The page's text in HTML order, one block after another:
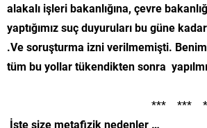
alakalı işleri bakanlığına, çevre
yaptığımız suç duyuruları bu güne
.Ve soruşturma izni verilmemişti.
tüm bu yollar tükendikten sonra
*** ***
İşte size metafizik nedenler …